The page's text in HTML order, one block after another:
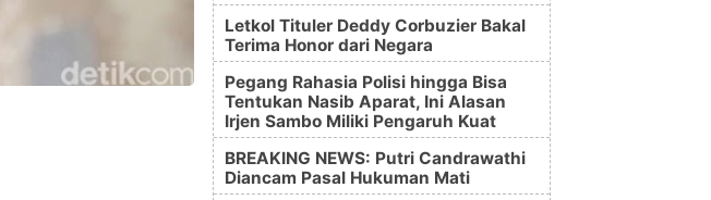
Letkol Tituler Deddy Corbuzier Bakal
Terima Honor dari Negara
Pegang Rahasia Polisi hingga Bisa
Tentukan Nasib Aparat, Ini Alasan
Irjen Sambo Miliki Pengaruh Kuat
BREAKING NEWS: Putri Candrawathi
Diancam Pasal Hukuman Mati